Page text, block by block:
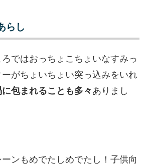
らし
ではおっちょこちょいなすみっ
がちょいちょい突っ込みをいれ
包まれることも多々ありまし
ンもめでたしめでたし！子供向